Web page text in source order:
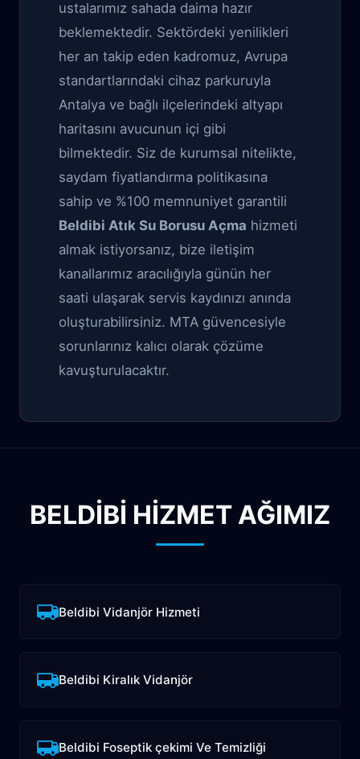
ustalarımız sahada daima hazır
beklemektedir. Sektördeki yenilikleri
her an takip eden kadromuz, Avrupa
standartlarındaki cihaz parkuruyla
Antalya ve bağlı ilçelerindeki altyapı
haritasını avucunun içi gibi
bilmektedir. Siz de kurumsal nitelikte,
saydam fiyatlandırma politikasına
sahip ve %100 memnuniyet garantili
Beldibi Atık Su Borusu Açma hizmeti
almak istiyorsanız, bize iletişim
kanallarımız aracılığıyla günün her
saati ulaşarak servis kaydınızı anında
oluşturabilirsiniz. MTA güvencesiyle
sorunlarınız kalıcı olarak çözüme
kavuşturulacaktır.
BELDIBI HİZMET AĞIMIZ
Beldibi Vidanjör Hizmeti
Beldibi Kiralık Vidanjör
Beldibi Foseptik çekimi Ve Temizliği